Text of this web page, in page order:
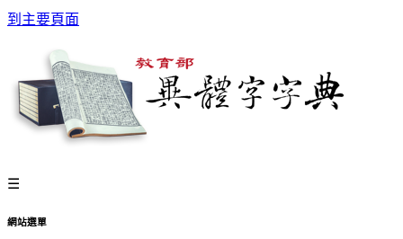
到主要頁面
☰
網站選單